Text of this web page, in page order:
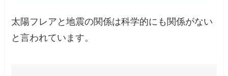
太陽フレアと地震の関係は科学的にも関係がない
と言われています。